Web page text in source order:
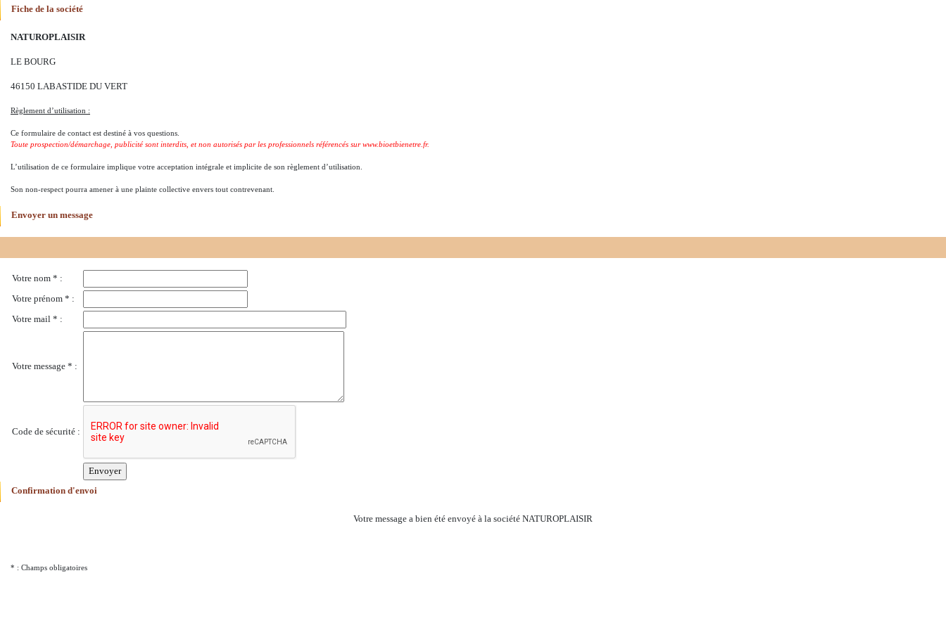
Fiche de la société
NATUROPLAISIR
LE BOURG
46150 LABASTIDE DU VERT
Règlement d’utilisation :
Ce formulaire de contact est destiné à vos questions.
Toute prospection/démarchage, publicité sont interdits, et non autorisés par les professionnels référencés sur www.bioetbienetre.fr.
L’utilisation de ce formulaire implique votre acceptation intégrale et implicite de son règlement d’utilisation.
Son non-respect pourra amener à une plainte collective envers tout contrevenant.
Envoyer un message
Votre nom * :
Votre prénom * :
Votre mail * :
Votre message * :
Code de sécurité :
Confirmation d'envoi
Votre message a bien été envoyé à la société NATUROPLAISIR
* : Champs obligatoires